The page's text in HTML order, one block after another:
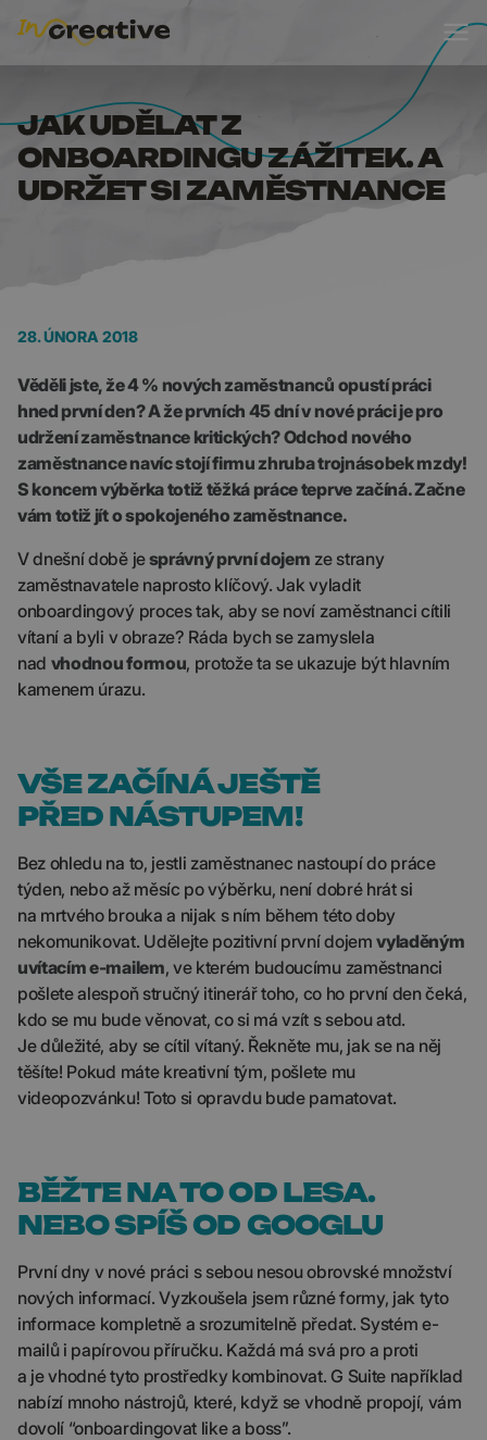
JAK UDĚLAT Z
JAK UDĚLAT Z
ONBOARDINGU ZÁŽITEK. A
UDRŽET SI ZAMĚSTNANCE
28. ÚNORA 2018
Věděli jste, že 4 % nových zaměstnanců opustí práci
hned první den? A že prvních 45 dní v nové práci je pro
udržení zaměstnance kritických? Odchod nového
zaměstnance navíc stojí firmu zhruba trojnásobek mzdy!
S koncem výběrka totiž těžká práce teprve začíná. Začne
vám totiž jít o spokojeného zaměstnance.
V dnešní době jesprávný první dojem ze strany
zaměstnavatele naprosto klíčový. Jak vyladit
onboardingový proces tak, aby se noví zaměstnanci cítili
vítaní a byli v obraze? Ráda bych se zamyslela
nad vhodnou formou, protože ta se ukazuje být hlavním
kamenem úrazu.
VŠE ZAČÍNÁ JEŠTĚ
PŘED NÁSTUPEM!
Bez ohledu na to, jestli zaměstnanec nastoupí do práce
týden, nebo až měsíc po výběrku, není dobré hrát si
na mrtvého brouka a nijak s ním během této doby
nekomunikovat. Udělejte pozitivní první dojemvyladěným
uvítacím e-mailem, ve kterém budoucímu zaměstnanci
pošlete alespoň stručný itinerář toho, co ho první den čeká,
kdo se mu bude věnovat, co si má vzít s sebou atd.
Je důležité, aby se cítil vítaný. Řekněte mu, jak se na něj
těšíte! Pokud máte kreativní tým, pošlete mu
videopozvánku! Toto si opravdu bude pamatovat.
BĚŽTE NA TO OD LESA.
NEBO SPÍŠ OD GOOGLU
První dny v nové práci s sebou nesou obrovské množství
nových informací. Vyzkoušela jsem různé formy, jak tyto
informace kompletně a srozumitelně předat. Systém e-
mailů i papírovou příručku. Každá má svá pro a proti
a je vhodné tyto prostředky kombinovat. G Suite například
nabízí mnoho nástrojů, které, když se vhodně propojí, vám
dovolí “onboardingovat like a boss”.